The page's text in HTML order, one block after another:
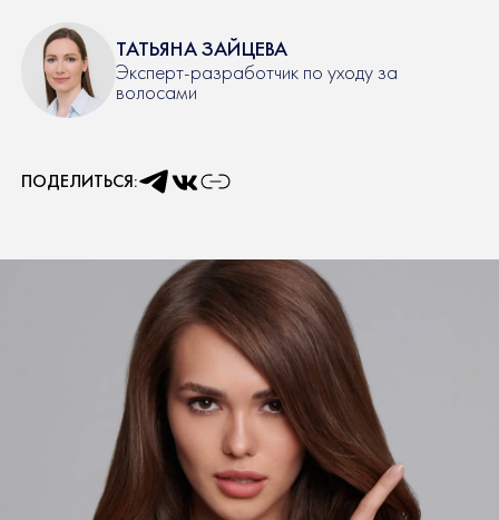
ТАТЬЯНА ЗАЙЦЕВА
Эксперт-разработчик по уходу за
волосами
ПОДЕЛИТЬСЯ: